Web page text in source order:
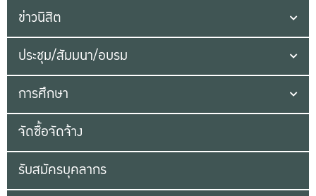
ข่าวนิสิต
ประชุม/สัมมนา/อบรม
การศึกษา
จัดซื้อจัดจ้าง
รับสมัครบุคลากร